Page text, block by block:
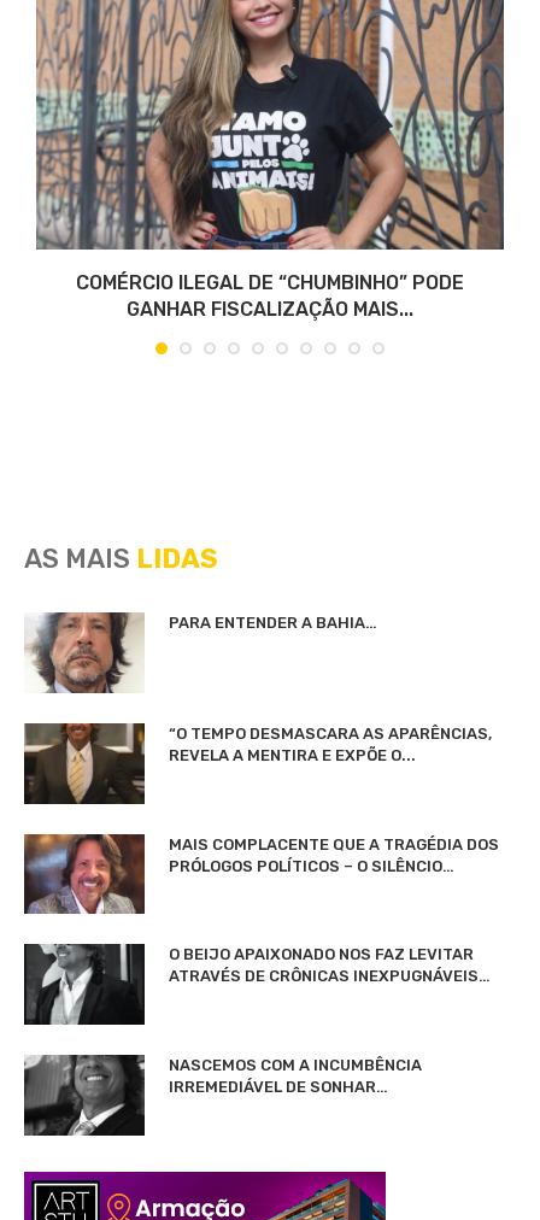
COMÉRCIO ILEGAL DE “CHUMBINHO” PODE
GANHAR FISCALIZAÇÃO MAIS...
AS MAIS LIDAS
PARA ENTENDER A BAHIA…
“O TEMPO DESMASCARA AS APARÊNCIAS,
REVELA A MENTIRA E EXPÕE O...
MAIS COMPLACENTE QUE A TRAGÉDIA DOS
PRÓLOGOS POLÍTICOS – O SILÊNCIO…
O BEIJO APAIXONADO NOS FAZ LEVITAR
ATRAVÉS DE CRÔNICAS INEXPUGNÁVEIS…
NASCEMOS COM A INCUMBÊNCIA
IRREMEDIÁVEL DE SONHAR…